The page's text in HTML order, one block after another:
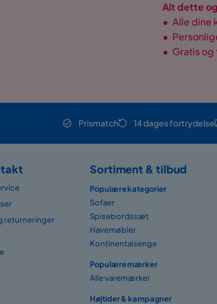
Alt dette
• Alle dine
•
• Gratis
Prismatch 14 dages fortrydelse
returneringer
Sortiment & tilbud
Populære kategorier
Sofaer
Spisebordssæt
Havemøbler
Kontinentalsenge
Populære mærker
Alle varemærker
Højtider & kampagner